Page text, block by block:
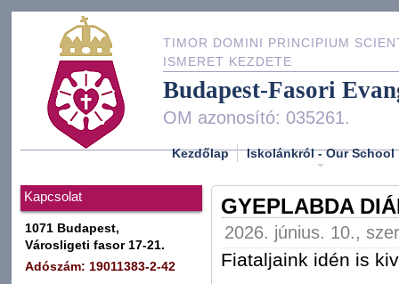
TIMOR DOMINI PRINCIPIUM
ISMERET KEZDETE
Budapest-Fasori
OM azonosító: 035261.
Kezdőlap Iskolánkról - Our School
Kapcsolat
1071 Budapest,
Városligeti fasor 17-21.
Adószám: 19011383-2-42
GYEPLABDA
2026. június. 10.,
Fiataljaink idén is